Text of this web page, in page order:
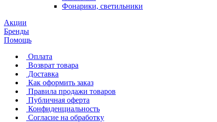
Фонарики, светильники
Акции
Бренды
Помощь
Оплата
Возврат товара
Доставка
Как оформить заказ
Правила продажи товаров
Публичная оферта
Конфиденциальность
Согласие на обработку